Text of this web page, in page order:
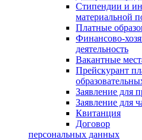
Стипендии и
материальной
Платные
Финансово-
деятельность
Вакантные
Прейскурант
Заявление для
Заявление для
Квитанция
Договор
персональных данных